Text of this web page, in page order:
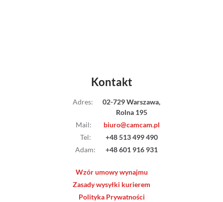
Kontakt
Adres:
02-729 Warszawa,
Rolna 195
Mail:
biuro@camcam.pl
Tel:
+48 513 499 490
Adam: +48 601 916 931
Wzór umowy wynajmu
Zasady wysyłki kurierem
Polityka Prywatności